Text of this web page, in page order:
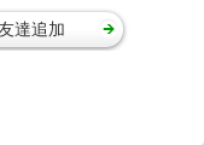
達追加